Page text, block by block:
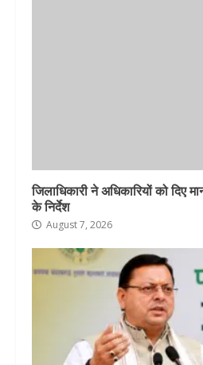
जिलाधिकारी ने अधिकारियों को दिए
के निर्देश
August 7, 2026